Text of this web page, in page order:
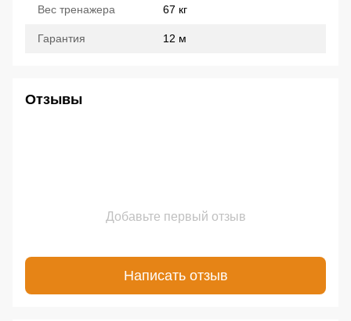
Вес тренажера 67 кг
Гарантия 12 м
Отзывы
Добавьте первый отзыв
Написать отзыв